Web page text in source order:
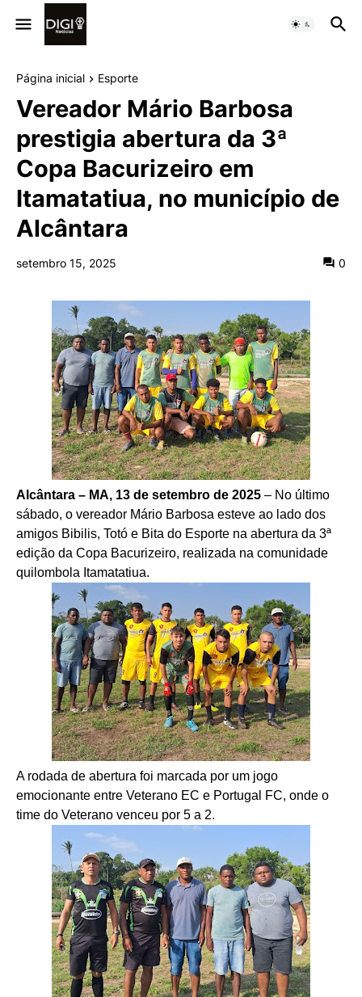
Página inicial Esporte
Vereador Mário Barbosa
prestigia abertura da 3ª
Copa Bacurizeiro em
Itamatatiua, no município de
Alcântara
setembro 15, 2025 0
Alcântara – MA, 13 de setembro de 2025 – No último
sábado, o vereador Mário Barbosa esteve ao lado dos
amigos Bibilis, Totó e Bita do Esporte na abertura da 3ª
edição da Copa Bacurizeiro, realizada na comunidade
quilombola Itamatatiua.
A rodada de abertura foi marcada por um jogo
emocionante entre Veterano EC e Portugal FC, onde o
time do Veterano venceu por 5 a 2.